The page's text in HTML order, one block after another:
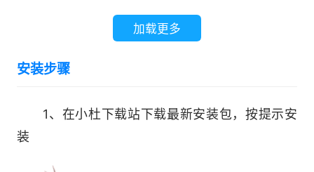
了最初的江湖历练，练就了一套防身本领，拥有了
一身精良装备后，接下来该做什么呢？与自己志趣
相投的朋友们一起，组建自己的家族，共同进退，
族发扬光大，纵横江湖。兴旺的家族可以提升家族
等级和技能档次，家族成员可以学习到更加强大的
加载更多
安装步骤
1、在小杜下载站下载最新安装包，按提示安
装